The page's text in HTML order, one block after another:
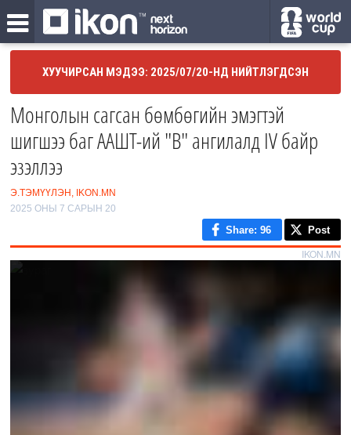
ХУУЧИРСАН МЭДЭЭ: 2025/07/20-НД НИЙТЛЭГДСЭН
Монголын сагсан бөмбөгийн эмэгтэй
шигшээ баг ААШТ-ий "B" ангилалд IV байр
эзэллээ
Э.ТЭМҮҮЛЭН, IKON.MN
2025 ОНЫ 7 САРЫН 20
Share: 96 Post
IKON.MN